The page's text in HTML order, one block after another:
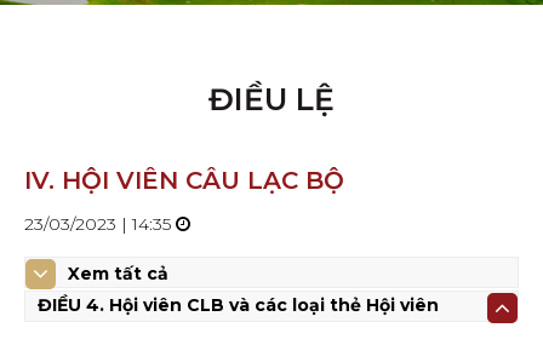
ĐIỀU LỆ
IV. HỘI VIÊN CÂU LẠC BỘ
23/03/2023 | 14:35
Xem tất cả
ĐIỀU 4. Hội viên CLB và các loại thẻ Hội viên